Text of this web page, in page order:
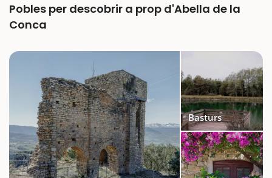
Pobles per descobrir a prop d'Abella de la
Conca
Basturs